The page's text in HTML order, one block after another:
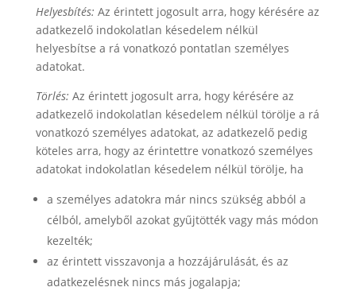
Helyesbítés: Az érintett jogosult arra, hogy kérésére az
adatkezelő indokolatlan késedelem nélkül
helyesbítse a rá vonatkozó pontatlan személyes
adatokat.
Törlés: Az érintett jogosult arra, hogy kérésére az
adatkezelő indokolatlan késedelem nélkül törölje a rá
vonatkozó személyes adatokat, az adatkezelő pedig
köteles arra, hogy az érintettre vonatkozó személyes
adatokat indokolatlan késedelem nélkül törölje, ha
a személyes adatokra már nincs szükség abból a
célból, amelyből azokat gyűjtötték vagy más módon
kezelték;
az érintett visszavonja a hozzájárulását, és az
adatkezelésnek nincs más jogalapja;